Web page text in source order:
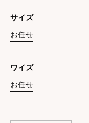
サイズ
お任せ
ワイズ
お任せ